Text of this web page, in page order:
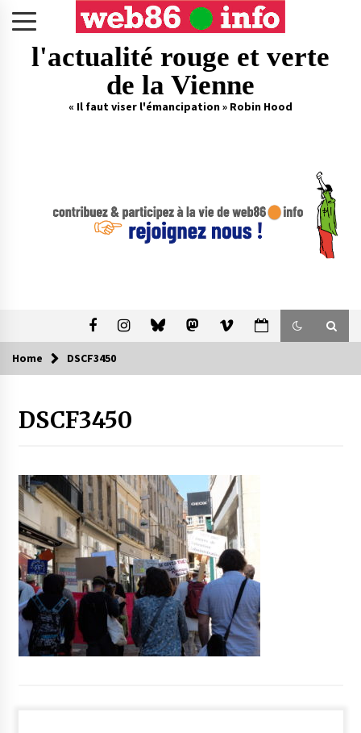
l'actualité rouge et verte
de la Vienne
« Il faut viser l'émancipation » Robin Hood
Home DSCF3450
DSCF3450